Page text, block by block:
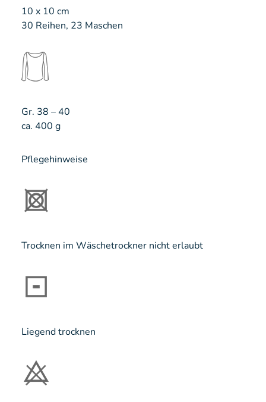
10 x 10 cm
30 Reihen, 23 Maschen
Gr. 38 – 40
ca. 400 g
Pflegehinweise
Trocknen im Wäschetrockner nicht erlaubt
Liegend trocknen